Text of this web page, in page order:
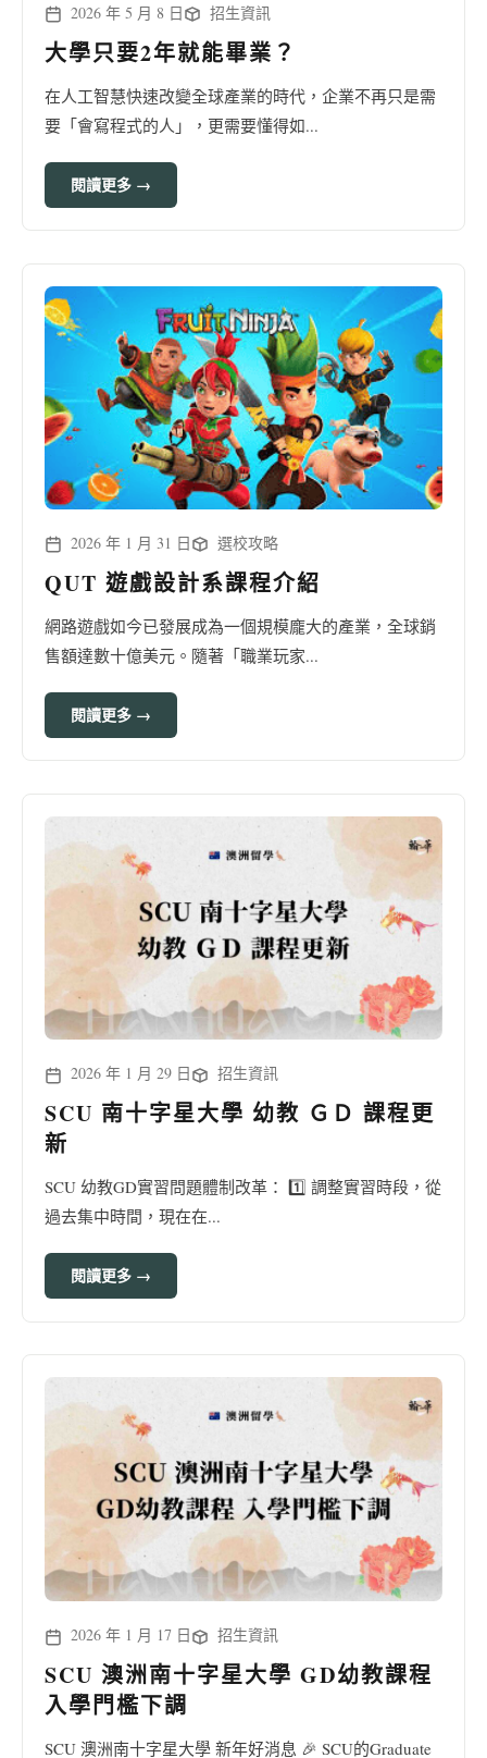
2026 年 5 月 8 日 招生資訊
大學只要2年就能畢業？
在人工智慧快速改變全球產業的時代，企業不再只是需
要「會寫程式的人」，更需要懂得如...
閱讀更多 →
2026 年 1 月 31 日 選校攻略
QUT 遊戲設計系課程介紹
網路遊戲如今已發展成為一個規模龐大的產業，全球銷
售額達數十億美元。隨著「職業玩家...
閱讀更多 →
2026 年 1 月 29 日 招生資訊
SCU 南十字星大學 幼教 ＧＤ 課程更
新
SCU 幼教GD實習問題體制改革： 1️⃣ 調整實習時段，從
過去集中時間，現在在...
閱讀更多 →
2026 年 1 月 17 日 招生資訊
SCU 澳洲南十字星大學 GD幼教課程
入學門檻下調
SCU 澳洲南十字星大學 新年好消息 🎉 SCU的Graduate